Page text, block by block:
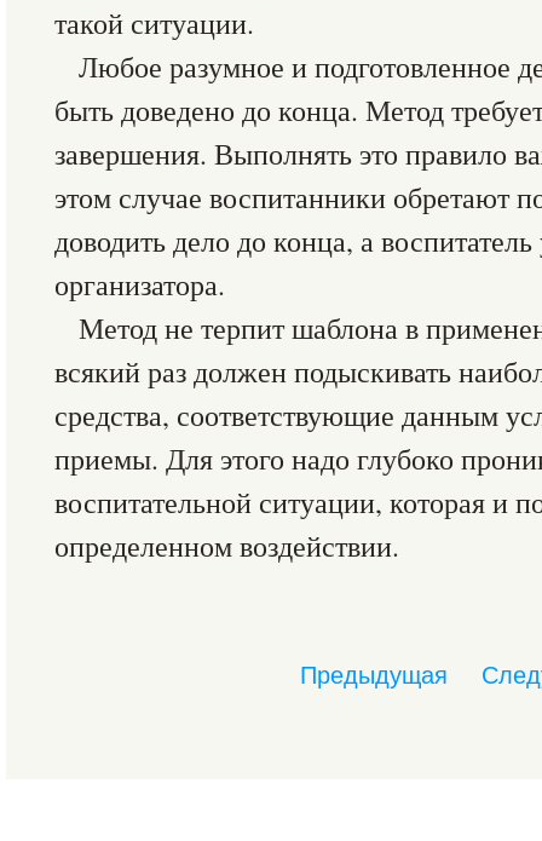
такой ситуации.
Любое разумное и подготовленное
быть доведено до конца. Метод
завершения. Выполнять это правило
этом случае воспитанники обретают
доводить дело до конца, а
организатора.
Метод не терпит шаблона в
всякий раз должен подыскивать
средства, соответствующие данным
приемы. Для этого надо глубоко
воспитательной ситуации, которая и
определенном воздействии.
Предыдущая